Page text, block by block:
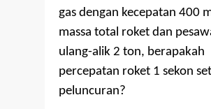
gas dengan kecepatan 400
massa total roket dan
ulang-alik 2 ton, berapakah
percepatan roket 1 sekon
peluncuran?